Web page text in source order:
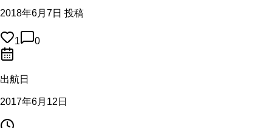
2018年6月7日 投稿
1 0
出航日
2017年6月12日